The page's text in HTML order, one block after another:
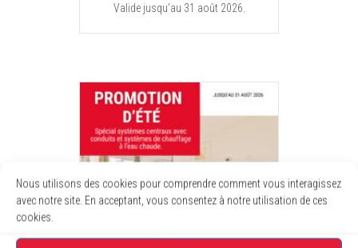
Nous utilisons des cookies pour comprendre comment vous interagissez
avec notre site. En acceptant, vous consentez à notre utilisation de ces
cookies.
Valide jusqu’au 31 août 2026.